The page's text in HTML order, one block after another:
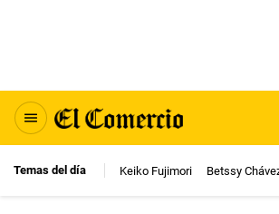
Temas del día Keiko Fujimori Betssy